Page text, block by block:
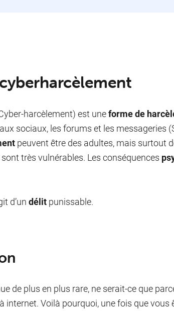
harcèlement) est uneforme de
sociaux, les forums et les messageries
peuvent être des adultes, mais surtout
très vulnérables. Les conséquences
d’un délit punissable.
de plus en plus rare, ne serait-ce que
Voilà pourquoi, une fois que vous